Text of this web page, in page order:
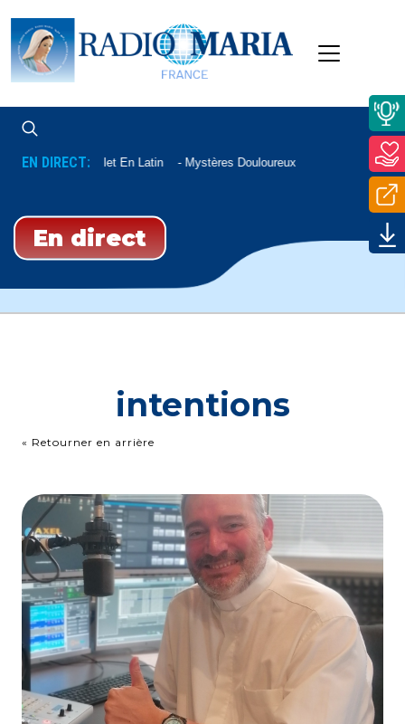
EN DIRECT:Chapelet En Latin Mystères Douloureux
En direct
intentions
« Retourner en arrière